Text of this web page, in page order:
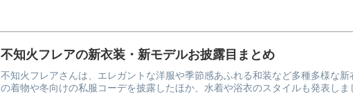
不知火フレアの新衣装・新モデルお披露目まとめ
不知火フレアさんは、エレガントな洋服や季節感あふれる和装など多種多様な
の着物や冬向けの私服コーデを披露したほか、水着や浴衣のスタイルも発表しま